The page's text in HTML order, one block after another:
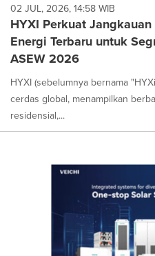
02 JUL, 2026, 14:58 WIB
HYXI Perkuat
Energi Terbaru untuk
ASEW 2026
HYXI (sebelumnya bernama
cerdas global, menampilkan
residensial,...